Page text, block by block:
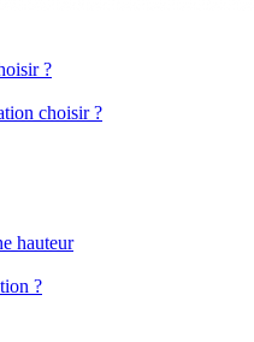
?
choisir ?
hauteur
?